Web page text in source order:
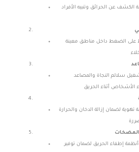
عن الحرائق وتنبيه الأفراد
على الضغط داخل مناطق معينة
سلالم النجاة والمصاعد
لضمان إزالة الدخان والحرارة
إطفاء الحريق لضمان توفير